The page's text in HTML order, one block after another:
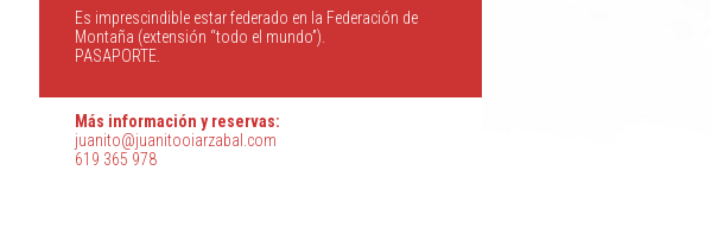
Es imprescindible estar federado en la Federación de
Montaña (extensión “todo el mundo”).
PASAPORTE.
Más información y reservas:
juanito@juanitooiarzabal.com
619 365 978